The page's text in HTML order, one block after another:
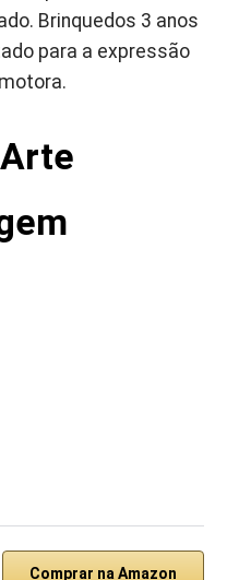
Brinquedos 3 anos
para a expressão
Comprar na Amazon